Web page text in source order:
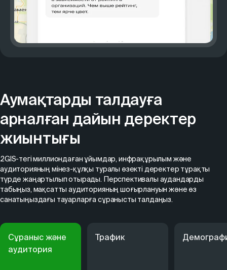
Аумақтарды талдауға
арналған дайын деректер
жиынтығы
2GIS-тегі миллиондаған ұйымдар, инфрақұрылым және
аудиторияның мінез-құлқы туралы өзекті деректер тұрақты
түрде жаңартылып отырады. Перспективалы аудандарды
табыңыз, мақсатты аудиторияның шоғырлануын және өз
санатыңыздағы тауарларға сұранысты талдаңыз.
Сұраныс және
аудитория
Трафик